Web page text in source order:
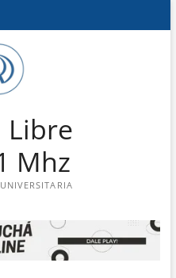
Libre
Mhz